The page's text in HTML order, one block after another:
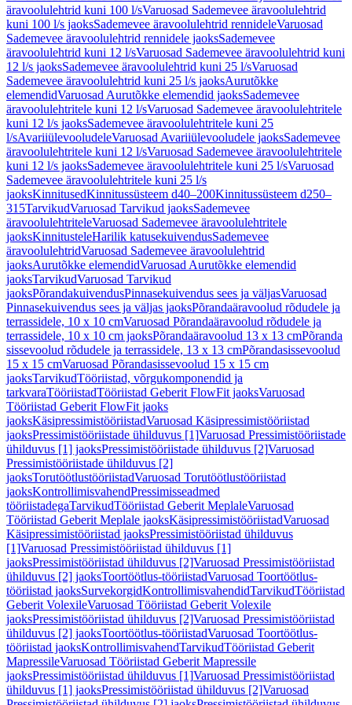
äravoolulehtrid kuni 100 l/sVaruosad Sademevee äravoolulehtrid
kuni 100 l/s jaoksSademevee äravoolulehtrid rennideleVaruosad
Sademevee äravoolulehtrid rennidele jaoksSademevee
äravoolulehtrid kuni 12 l/sVaruosad Sademevee äravoolulehtrid kuni
12 l/s jaoksSademevee äravoolulehtrid kuni 25 l/sVaruosad
Sademevee äravoolulehtrid kuni 25 l/s jaoksAurutõkke
elemendidVaruosad Aurutõkke elemendid jaoksSademevee
äravoolulehtritele kuni 12 l/sVaruosad Sademevee äravoolulehtritele
kuni 12 l/s jaoksSademevee äravoolulehtritele kuni 25
l/sAvariiülevooludeleVaruosad Avariiülevooludele jaoksSademevee
äravoolulehtritele kuni 12 l/sVaruosad Sademevee äravoolulehtritele
kuni 12 l/s jaoksSademevee äravoolulehtritele kuni 25 l/sVaruosad
Sademevee äravoolulehtritele kuni 25 l/s
jaoksKinnitusedKinnitussüsteem d40–200Kinnitussüsteem d250–
315TarvikudVaruosad Tarvikud jaoksSademevee
äravoolulehtriteleVaruosad Sademevee äravoolulehtritele
jaoksKinnitusteleHarilik katusekuivendusSademevee
äravoolulehtridVaruosad Sademevee äravoolulehtrid
jaoksAurutõkke elemendidVaruosad Aurutõkke elemendid
jaoksTarvikudVaruosad Tarvikud
jaoksPõrandakuivendusPinnasekuivendus sees ja väljasVaruosad
Pinnasekuivendus sees ja väljas jaoksPõrandaäravoolud rõdudele ja
terrassidele, 10 x 10 cmVaruosad Põrandaäravoolud rõdudele ja
terrassidele, 10 x 10 cm jaoksPõrandaäravoolud 13 x 13 cmPõranda
sissevoolud rõdudele ja terrassidele, 13 x 13 cmPõrandasissevoolud
15 x 15 cmVaruosad Põrandasissevoolud 15 x 15 cm
jaoksTarvikudTööriistad, võrgukomponendid ja
tarkvaraTööriistadTööriistad Geberit FlowFit jaoksVaruosad
Tööriistad Geberit FlowFit jaoks
jaoksKäsipressimistööriistadVaruosad Käsipressimistööriistad
jaoksPressimistööriistade ühilduvus [1]Varuosad Pressimistööriistade
ühilduvus [1] jaoksPressimistööriistade ühilduvus [2]Varuosad
Pressimistööriistade ühilduvus [2]
jaoksTorutöötlustööriistadVaruosad Torutöötlustööriistad
jaoksKontrollimisvahendPressimisseadmed
tööriistadegaTarvikudTööriistad Geberit MeplaleVaruosad
Tööriistad Geberit Meplale jaoksKäsipressimistööriistadVaruosad
Käsipressimistööriistad jaoksPressimistööriistad ühilduvus
[1]Varuosad Pressimistööriistad ühilduvus [1]
jaoksPressimistööriistad ühilduvus [2]Varuosad Pressimistööriistad
ühilduvus [2] jaoksToortöötlus-tööriistadVaruosad Toortöötlus-
tööriistad jaoksSurvekorgidKontrollimisvahendidTarvikudTööriistad
Geberit VolexileVaruosad Tööriistad Geberit Volexile
jaoksPressimistööriistad ühilduvus [2]Varuosad Pressimistööriistad
ühilduvus [2] jaoksToortöötlus-tööriistadVaruosad Toortöötlus-
tööriistad jaoksKontrollimisvahendTarvikudTööriistad Geberit
MapressileVaruosad Tööriistad Geberit Mapressile
jaoksPressimistööriistad ühilduvus [1]Varuosad Pressimistööriistad
ühilduvus [1] jaoksPressimistööriistad ühilduvus [2]Varuosad